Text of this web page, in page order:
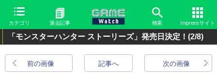
カテゴリ 過去記事 検索 Impressサイト
「モンスターハンター ストーリーズ」発売日決定！ (2/8)
前の画像 次の画像
記事へ